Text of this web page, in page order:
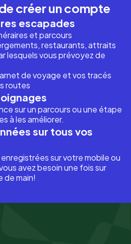
créer un compte
escapades
et parcours
restaurants, attraits
lesquels vous prévoyez de
de voyage et vos tracés
routes
sur un parcours ou une étape
à les améliorer.
sur tous vos
sur votre mobile ou
avez besoin une fois sur
de main!